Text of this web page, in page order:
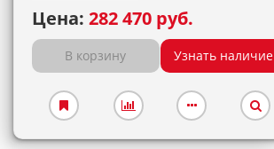
Цена: 282 470 руб.
В корзину Узнать наличие